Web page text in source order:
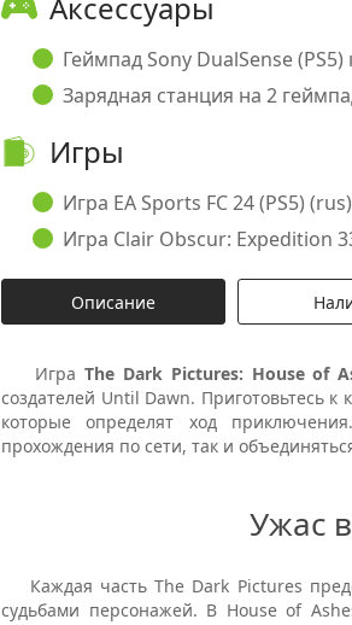
Аксессуары
Геймпад Sony DualSense
Зарядная станция на 2
Игры
Игра EA Sports FC 24 (PS5)
Игра Clair Obscur: Expedition
Описание
Игра The Dark Pictures: House of
создателей Until Dawn. Приготовьтесь
которые определят ход
прохождения по сети, так и
Ужас
Каждая часть The Dark Pictures
судьбами персонажей. В House of